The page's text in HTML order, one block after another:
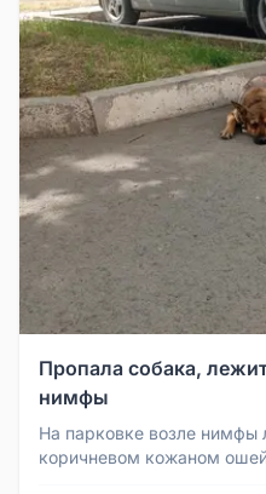
Пропала собака,
нимфы
На парковке возле нимфы
коричневом кожаном